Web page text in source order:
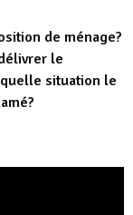
de ménage?
le
situation le